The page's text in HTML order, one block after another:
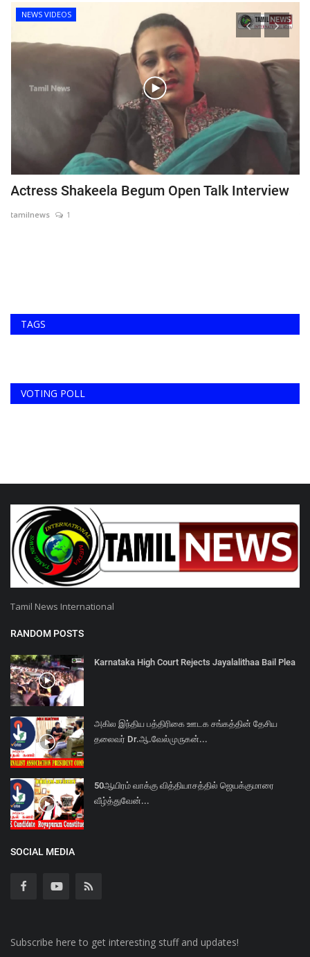
NEWS VIDEOS
Actress Shakeela Begum Open Talk Interview
tamilnews 1
TAGS
VOTING POLL
Tamil News International
RANDOM POSTS
Karnataka High Court Rejects Jayalalithaa Bail Plea
அகில இந்திய பத்திரிகை ஊடக சங்கத்தின் தேசிய
தலைவர் Dr.ஆ.வேல்முருகன்...
50ஆயிரம் வாக்கு வித்தியாசத்தில் ஜெயக்குமாரை
வீழ்த்துவேன்...
SOCIAL MEDIA
Subscribe here to get interesting stuff and updates!